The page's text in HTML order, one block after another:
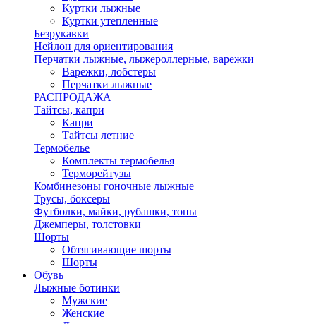
Куртки лыжные
Куртки утепленные
Безрукавки
Нейлон для ориентирования
Перчатки лыжные, лыжероллерные, варежки
Варежки, лобстеры
Перчатки лыжные
РАСПРОДАЖА
Тайтсы, капри
Капри
Тайтсы летние
Термобелье
Комплекты термобелья
Терморейтузы
Комбинезоны гоночные лыжные
Трусы, боксеры
Футболки, майки, рубашки, топы
Джемперы, толстовки
Шорты
Обтягивающие шорты
Шорты
Обувь
Лыжные ботинки
Мужские
Женские